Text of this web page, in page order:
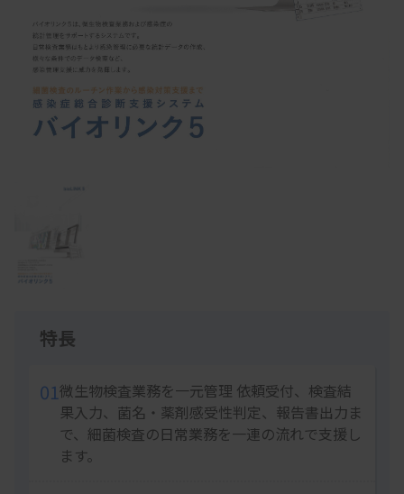
特長
01微生物検査業務を一元管理 依頼受付、検査結
果入力、菌名・薬剤感受性判定、報告書出力ま
で、細菌検査の日常業務を一連の流れで支援し
ます。